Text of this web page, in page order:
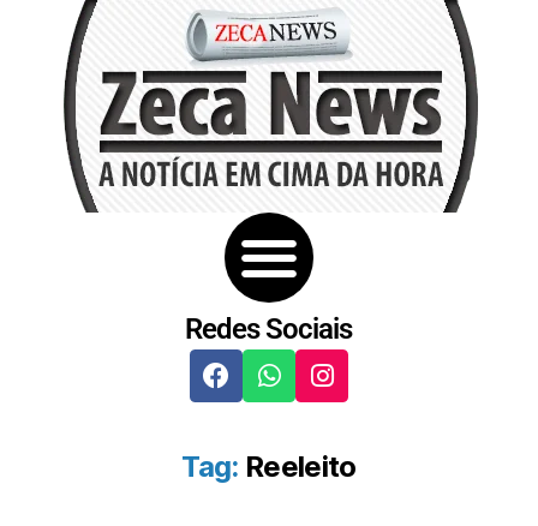
Redes Sociais
Tag: Reeleito